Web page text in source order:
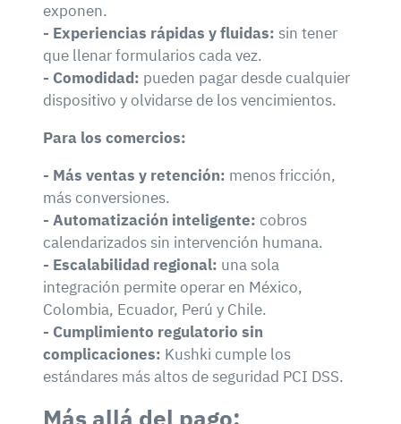
exponen.
- Experiencias rápidas y fluidas: sin tener
que llenar formularios cada vez.
- Comodidad: pueden pagar desde cualquier
dispositivo y olvidarse de los vencimientos.
Para los comercios:
- Más ventas y retención: menos fricción,
más conversiones.
- Automatización inteligente: cobros
calendarizados sin intervención humana.
- Escalabilidad regional: una sola
integración permite operar en México,
Colombia, Ecuador, Perú y Chile.
- Cumplimiento regulatorio sin
complicaciones: Kushki cumple los
estándares más altos de seguridad PCI DSS.